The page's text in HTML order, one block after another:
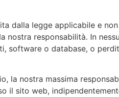
dalla legge applicabile e
responsabilità. In
o database, o
la nostra massima
sito web,